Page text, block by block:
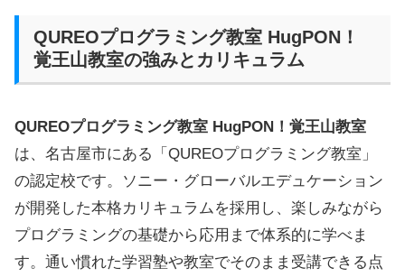
QUREOプログラミング教室 HugPON！
覚王山教室の強みとカリキュラム
QUREOプログラミング教室 HugPON！覚王山教室
は、名古屋市にある「QUREOプログラミング教室」
の認定校です。ソニー・グローバルエデュケーション
が開発した本格カリキュラムを採用し、楽しみながら
プログラミングの基礎から応用まで体系的に学べま
す。通い慣れた学習塾や教室でそのまま受講できる点